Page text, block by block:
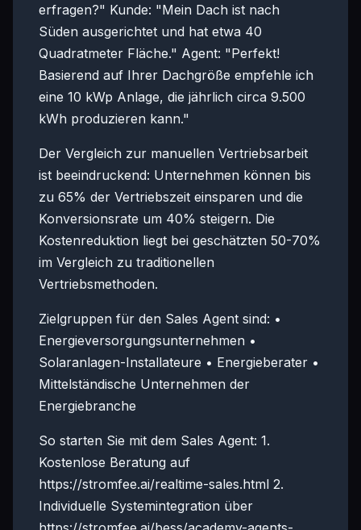
erfragen?" Kunde: "Mein Dach ist nach
Süden ausgerichtet und hat etwa 40
Quadratmeter Fläche." Agent: "Perfekt!
Basierend auf Ihrer Dachgröße empfehle ich
eine 10 kWp Anlage, die jährlich circa 9.500
kWh produzieren kann."
Der Vergleich zur manuellen Vertriebsarbeit
ist beeindruckend: Unternehmen können bis
zu 65% der Vertriebszeit einsparen und die
Konversionsrate um 40% steigern. Die
Kostenreduktion liegt bei geschätzten 50-70%
im Vergleich zu traditionellen
Vertriebsmethoden.
Zielgruppen für den Sales Agent sind: •
Energieversorgungsunternehmen •
Solaranlagen-Installateure • Energieberater •
Mittelständische Unternehmen der
Energiebranche
So starten Sie mit dem Sales Agent: 1.
Kostenlose Beratung auf
https://stromfee.ai/realtime-sales.html 2.
Individuelle Systemintegration über